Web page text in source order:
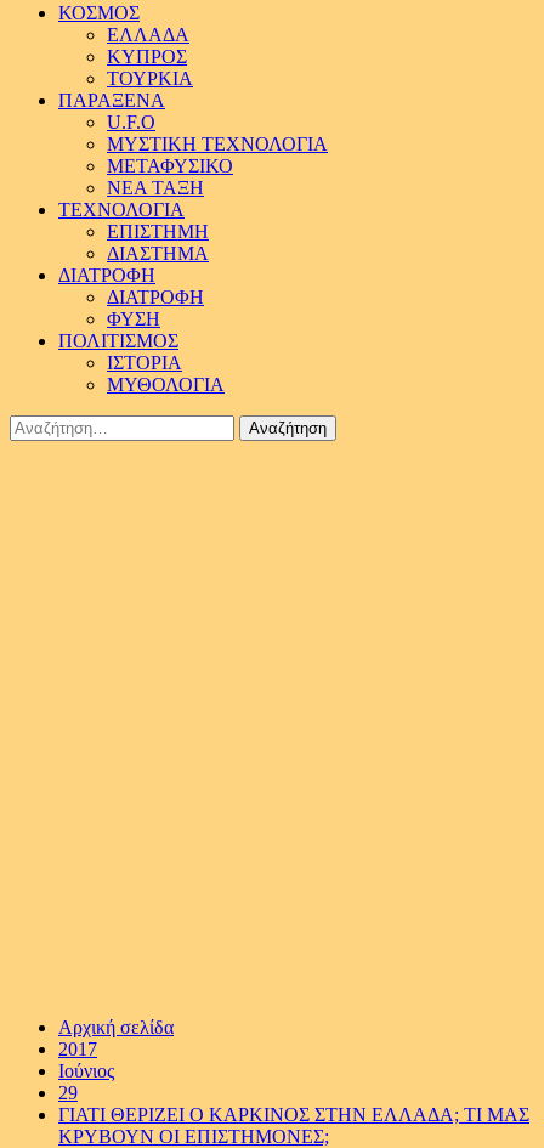
ΚΟΣΜΟΣ
ΕΛΛΑΔΑ
ΚΥΠΡΟΣ
ΤΟΥΡΚΙΑ
ΠΑΡΑΞΕΝΑ
U.F.O
ΜΥΣΤΙΚΗ ΤΕΧΝΟΛΟΓΙΑ
ΜΕΤΑΦΥΣΙΚΟ
ΝΕΑ ΤΑΞΗ
ΤΕΧΝΟΛΟΓΙΑ
ΕΠΙΣΤΗΜΗ
ΔΙΑΣΤΗΜΑ
ΔΙΑΤΡΟΦΗ
ΔΙΑΤΡΟΦΗ
ΦΥΣΗ
ΠΟΛΙΤΙΣΜΟΣ
ΙΣΤΟΡΙΑ
ΜΥΘΟΛΟΓΙΑ
Αναζήτηση
για:
Αρχική σελίδα
2017
Ιούνιος
29
ΓΙΑΤΙ ΘΕΡΙΖΕΙ Ο ΚΑΡΚΙΝΟΣ ΣΤΗΝ ΕΛΛΑΔΑ; ΤΙ ΜΑΣ
ΚΡΥΒΟΥΝ ΟΙ ΕΠΙΣΤΗΜΟΝΕΣ;